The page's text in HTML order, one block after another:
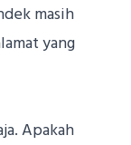
masih
yang
Apakah